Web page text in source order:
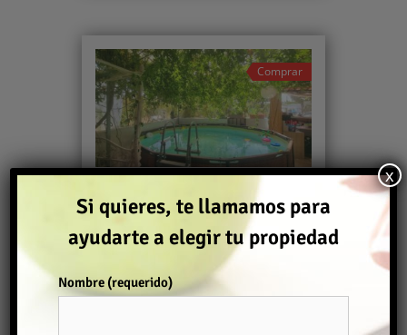
Comprar
280.000€
Finca
100 m2
Si quieres, te llamamos para
ayudarte a elegir tu propiedad
Nombre (requerido)
x